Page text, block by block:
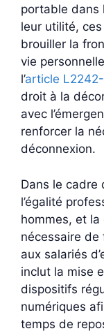
portable dans
leur utilité,
brouiller la
vie
l’article
droit à la
avec
renforcer la
déconnexion.
Dans le cadre
l’égalité
hommes, et
nécessaire
aux salariés
inclut la mise
dispositifs
numériques
temps de